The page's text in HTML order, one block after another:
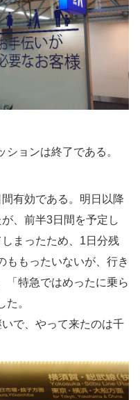
ョンは終了である。
有効である。明日以降
、前半3日間を予定し
まったため、1日分残
ももったいないが、行き
「特急ではめったに乗ら
。
で、やって来たのは千